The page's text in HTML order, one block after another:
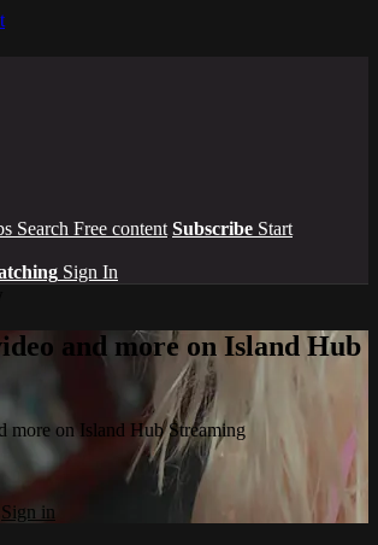
Search Free content Subscribe Start
Sign In
and more on Island Hub
more on Island Hub Streaming
Sign in